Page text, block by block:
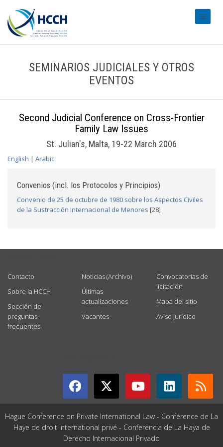
SEMINARIOS JUDICIALES Y OTROS
EVENTOS
Second Judicial Conference on Cross-Frontier
Family Law Issues
St. Julian's, Malta, 19-22 March 2006
English | Arabic
Convenios (incl. los Protocolos y Principios)
Convenio de 25 de octubre de 1980 sobre los Aspectos Civiles
de la Sustracción Internacional de Menores [28]
Contacto
Sobre la HCCH
Sección de
preguntas
frecuentes
Noticias (Archivo)
Últimas
actualizaciones
Vacantes
Convocatorias de
licitación
Mapa del sitio
Aviso jurídico
Hague Conference on Private International Law - Conférence de La
Haye de droit international privé - Conferencia de La Haya de
Derecho Internacional Privado